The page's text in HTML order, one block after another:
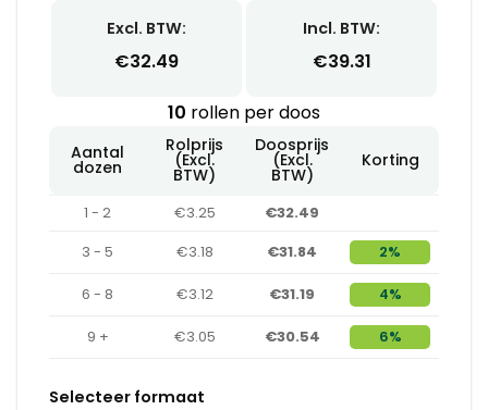
Excl. BTW:
€32.49
Incl. BTW:
€39.31
10 rollen per doos
Aantal
dozen
Rolprijs
(Excl.
BTW)
Doosprijs
(Excl.
BTW)
Korting
1 - 2 €3.25
€32.49
3 - 5
€3.18 €31.84 2%
6 - 8 €3.12 €31.19 4%
9 + €3.05 €30.54 6%
Selecteer formaat